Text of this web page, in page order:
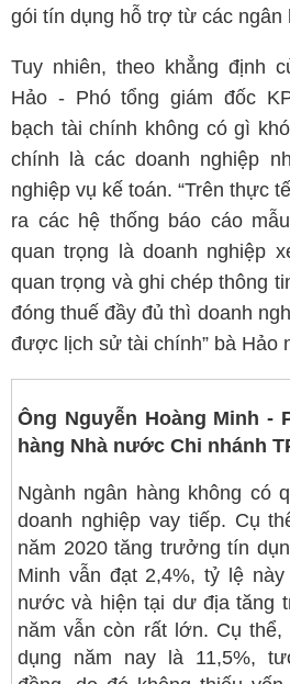
gói tín dụng hỗ trợ từ các ngân
Tuy nhiên, theo khẳng định
Hảo - Phó tổng giám đốc
bạch tài chính không có gì
chính là các doanh nghiệp
nghiệp vụ kế toán. “Trên thực
ra các hệ thống báo cáo
quan trọng là doanh nghiệp
quan trọng và ghi chép thông
đóng thuế đầy đủ thì doanh
được lịch sử tài chính” bà Hảo
Ông Nguyễn Hoàng Minh -
hàng Nhà nước Chi nhánh
Ngành ngân hàng không có
doanh nghiệp vay tiếp. Cụ
năm 2020 tăng trưởng tín
Minh vẫn đạt 2,4%, tỷ lệ
nước và hiện tại dư địa tăng
năm vẫn còn rất lớn. Cụ
dụng năm nay là 11,5%,